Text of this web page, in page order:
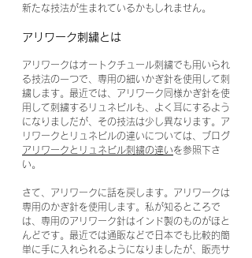
新たな技法が生まれているかもしれません。
アリワーク刺繍とは
アリワークはオートクチュール刺繍でも用いられ
る技法の一つで、専用の細いかぎ針を使用して刺
繍します。最近では、アリワーク同様かぎ針を使
用して刺繍するリュネビルも、よく耳にするよう
になりましだが、その技法は少し異なります。ア
リワークとリュネビルの違いについては、ブログ
アリワークとリュネビル刺繍の違いを参照下さ
い。
さて、アリワークに話を戻します。
アリワークは
専用のかぎ針を使用します。私が知るところで
は、専用のアリワーク針はインド製のものがほと
んどです。最近では通販などで日本でも比較的簡
単に手に入れられるようになりましたが、販売サ